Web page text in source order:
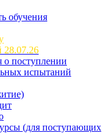
обучения
28.07.26
поступлении
испытаний
(для поступающих